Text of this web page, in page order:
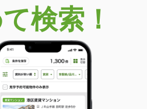
万円
川県丸亀市富士見町１丁目
ルーム
検索！